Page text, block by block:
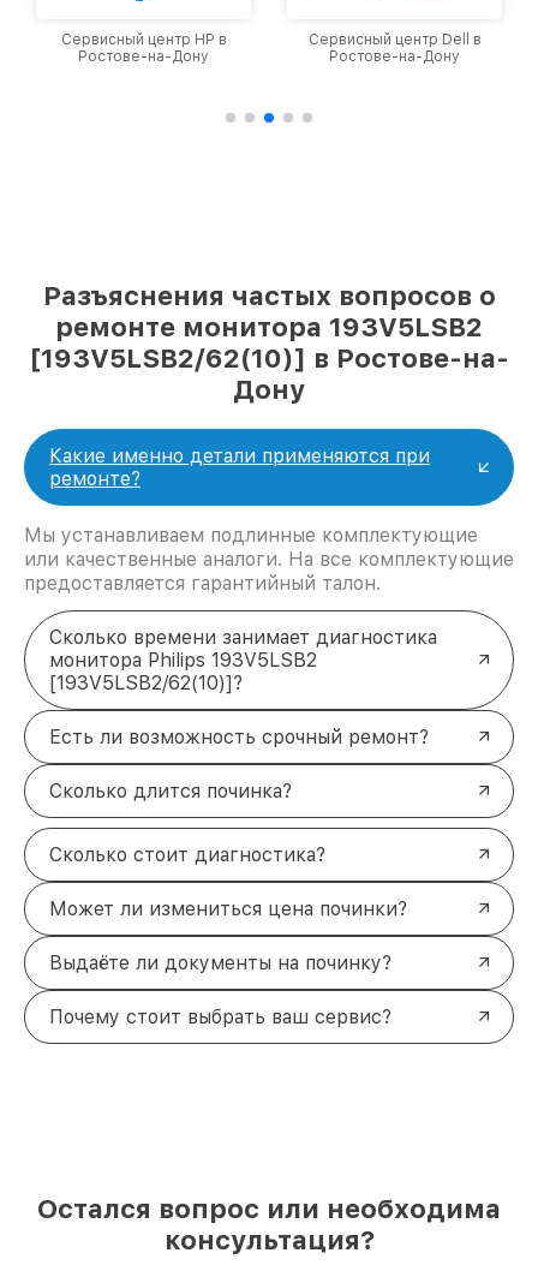
Сервисный центр HP в
Ростове-на-Дону
Сервисный центр Dell в
Ростове-на-Дону
Разъяснения частых вопросов о
ремонте монитора 193V5LSB2
[193V5LSB2/62(10)] в Ростове-на-
Дону
Какие именно детали применяются при
ремонте?
Мы устанавливаем подлинные комплектующие
или качественные аналоги. На все комплектующие
предоставляется гарантийный талон.
Сколько времени занимает диагностика
монитора Philips 193V5LSB2
[193V5LSB2/62(10)]?
Есть ли возможность срочный ремонт?
Сколько длится починка?
Сколько стоит диагностика?
Может ли измениться цена починки?
Выдаёте ли документы на починку?
Почему стоит выбрать ваш сервис?
Остался вопрос или необходима
консультация?